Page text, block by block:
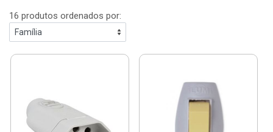
16 produtos ordenados por: